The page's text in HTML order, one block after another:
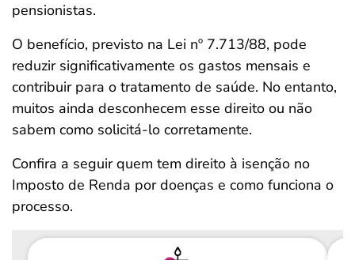
pensionistas.
O benefício, previsto na Lei nº 7.713/88, pode
reduzir significativamente os gastos mensais e
contribuir para o tratamento de saúde. No entanto,
muitos ainda desconhecem esse direito ou não
sabem como solicitá-lo corretamente.
Confira a seguir quem tem direito à isenção no
Imposto de Renda por doenças e como funciona o
processo.